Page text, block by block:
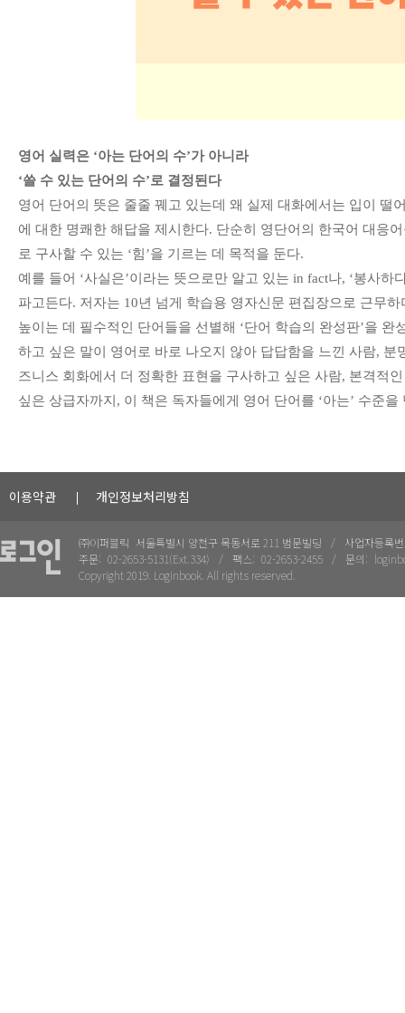
영어 실력은 ‘아는 단어의 수’가 아니라
‘쓸 수 있는 단어의 수’로 결정된다
영어 단어의 뜻은 줄줄 꿰고 있는데 왜 실제 대화에서는 입이 떨
에 대한 명쾌한 해답을 제시한다. 단순히 영단어의 한국어 대응
로 구사할 수 있는 ‘힘’을 기르는 데 목적을 둔다.
예를 들어 ‘사실은’이라는 뜻으로만 알고 있는 in fact나, ‘봉사
파고든다. 저자는 10년 넘게 학습용 영자신문 편집장으로 근무
높이는 데 필수적인 단어들을 선별해 ‘단어 학습의 완성판’을 완
하고 싶은 말이 영어로 바로 나오지 않아 답답함을 느낀 사람,
즈니스 회화에서 더 정확한 표현을 구사하고 싶은 사람, 본격적
싶은 상급자까지, 이 책은 독자들에게 영어 단어를 ‘아는’ 수준
이용약관 개인정보처리방침
㈜이퍼블릭 서울특별시 양천구 목동서로 211 범문빌딩
사업자등록
주문: 02-2653-5131(Ext.334) 팩스: 02-2653-2455 문의:
Copyright 2019. Loginbook. All rights reserved.